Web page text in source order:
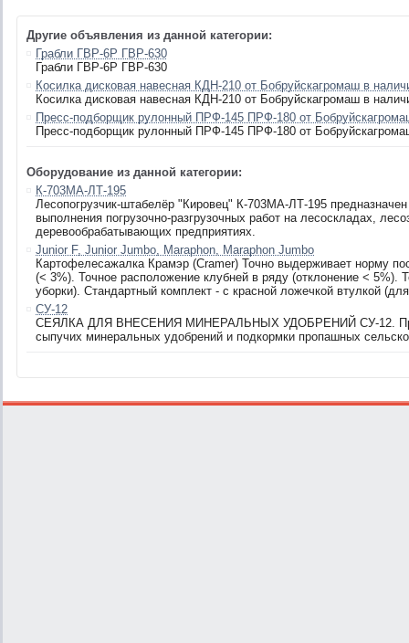
Другие объявления из данной категории:
Грабли ГВР-6Р ГВР-630
Грабли ГВР-6Р ГВР-630
Косилка дисковая навесная КДН-210 от Бобруйскагромаш в
Косилка дисковая навесная КДН-210 от Бобруйскагромаш в
Пресс-подборщик рулонный ПРФ-145 ПРФ-180 от
Пресс-подборщик рулонный ПРФ-145 ПРФ-180 от
Оборудование из данной категории:
К-703МА-ЛТ-195
Лесопогрузчик-штабелёр "Кировец" К-703МА-ЛТ-195
выполнения погрузочно-разгрузочных работ на лесоскладах,
деревообрабатывающих предприятиях.
Junior F, Junior Jumbo, Maraphon, Maraphon Jumbo
Картофелесажалка Крамэр (Cramer) Точно выдерживает норму
(< 3%). Точное расположение клубней в ряду (отклонение < 5%).
уборки). Стандартный комплект - с красной ложечкой втулкой
СУ-12
СЕЯЛКА ДЛЯ ВНЕСЕНИЯ МИНЕРАЛЬНЫХ УДОБРЕНИЙ СУ-12.
сыпучих минеральных удобрений и подкормки пропашных